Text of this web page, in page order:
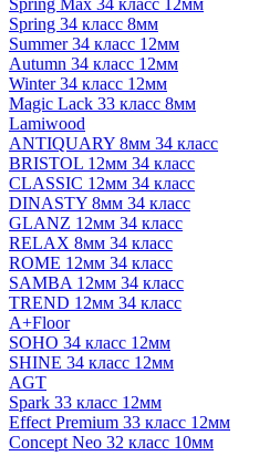
Spring Max 34 класс 12мм
Spring 34 класс 8мм
Summer 34 класс 12мм
Autumn 34 класс 12мм
Winter 34 класс 12мм
Magic Lack 33 класс 8мм
Lamiwood
ANTIQUARY 8мм 34 класс
BRISTOL 12мм 34 класс
CLASSIC 12мм 34 класс
DINASTY 8мм 34 класс
GLANZ 12мм 34 класс
RELAX 8мм 34 класс
ROME 12мм 34 класс
SAMBA 12мм 34 класс
TREND 12мм 34 класс
A+Floor
SOHO 34 класс 12мм
SHINE 34 класс 12мм
AGT
Spark 33 класс 12мм
Effect Premium 33 класс 12мм
Concept Neo 32 класс 10мм